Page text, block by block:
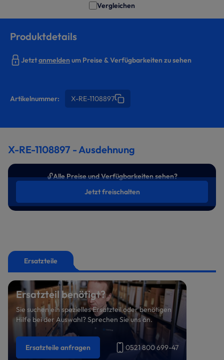
Vergleichen
Produktdetails
Jetztanmeldenum Preise & Verfügbarkeiten zu sehen
Artikelnummer: X-RE-1108897
X-RE-1108897 - Ausdehnung
🔓Alle Preise und Verfügbarkeiten sehen?
Jetzt freischalten
Ersatzteile
Ersatzteil benötigt?
Sie suchen ein spezielles Ersatzteil oder benötigen
Hilfe bei der Auswahl? Sprechen Sie uns an.
Ersatzteile anfragen 0521 800 699-47